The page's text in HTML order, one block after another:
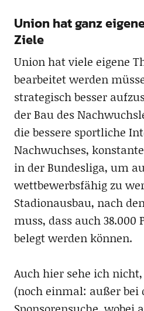
Union hat ganz
Ziele
Union hat viele eigene
bearbeitet werden
strategisch besser
der Bau des
die bessere sportliche
Nachwuchses,
in der Bundesliga, um
wettbewerbsfähig zu
Stadionausbau, nach
muss, dass auch 38.000
belegt werden können.
Auch hier sehe ich
(noch einmal: außer bei